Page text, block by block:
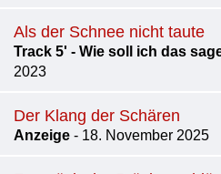
Als der Schnee nicht taute
Track 5' - Wie soll ich das
2023
Der Klang der Schären
Anzeige - 18. November 2025